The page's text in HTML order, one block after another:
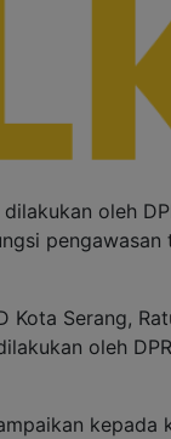
oleh
Kota Serang,
oleh
kepada